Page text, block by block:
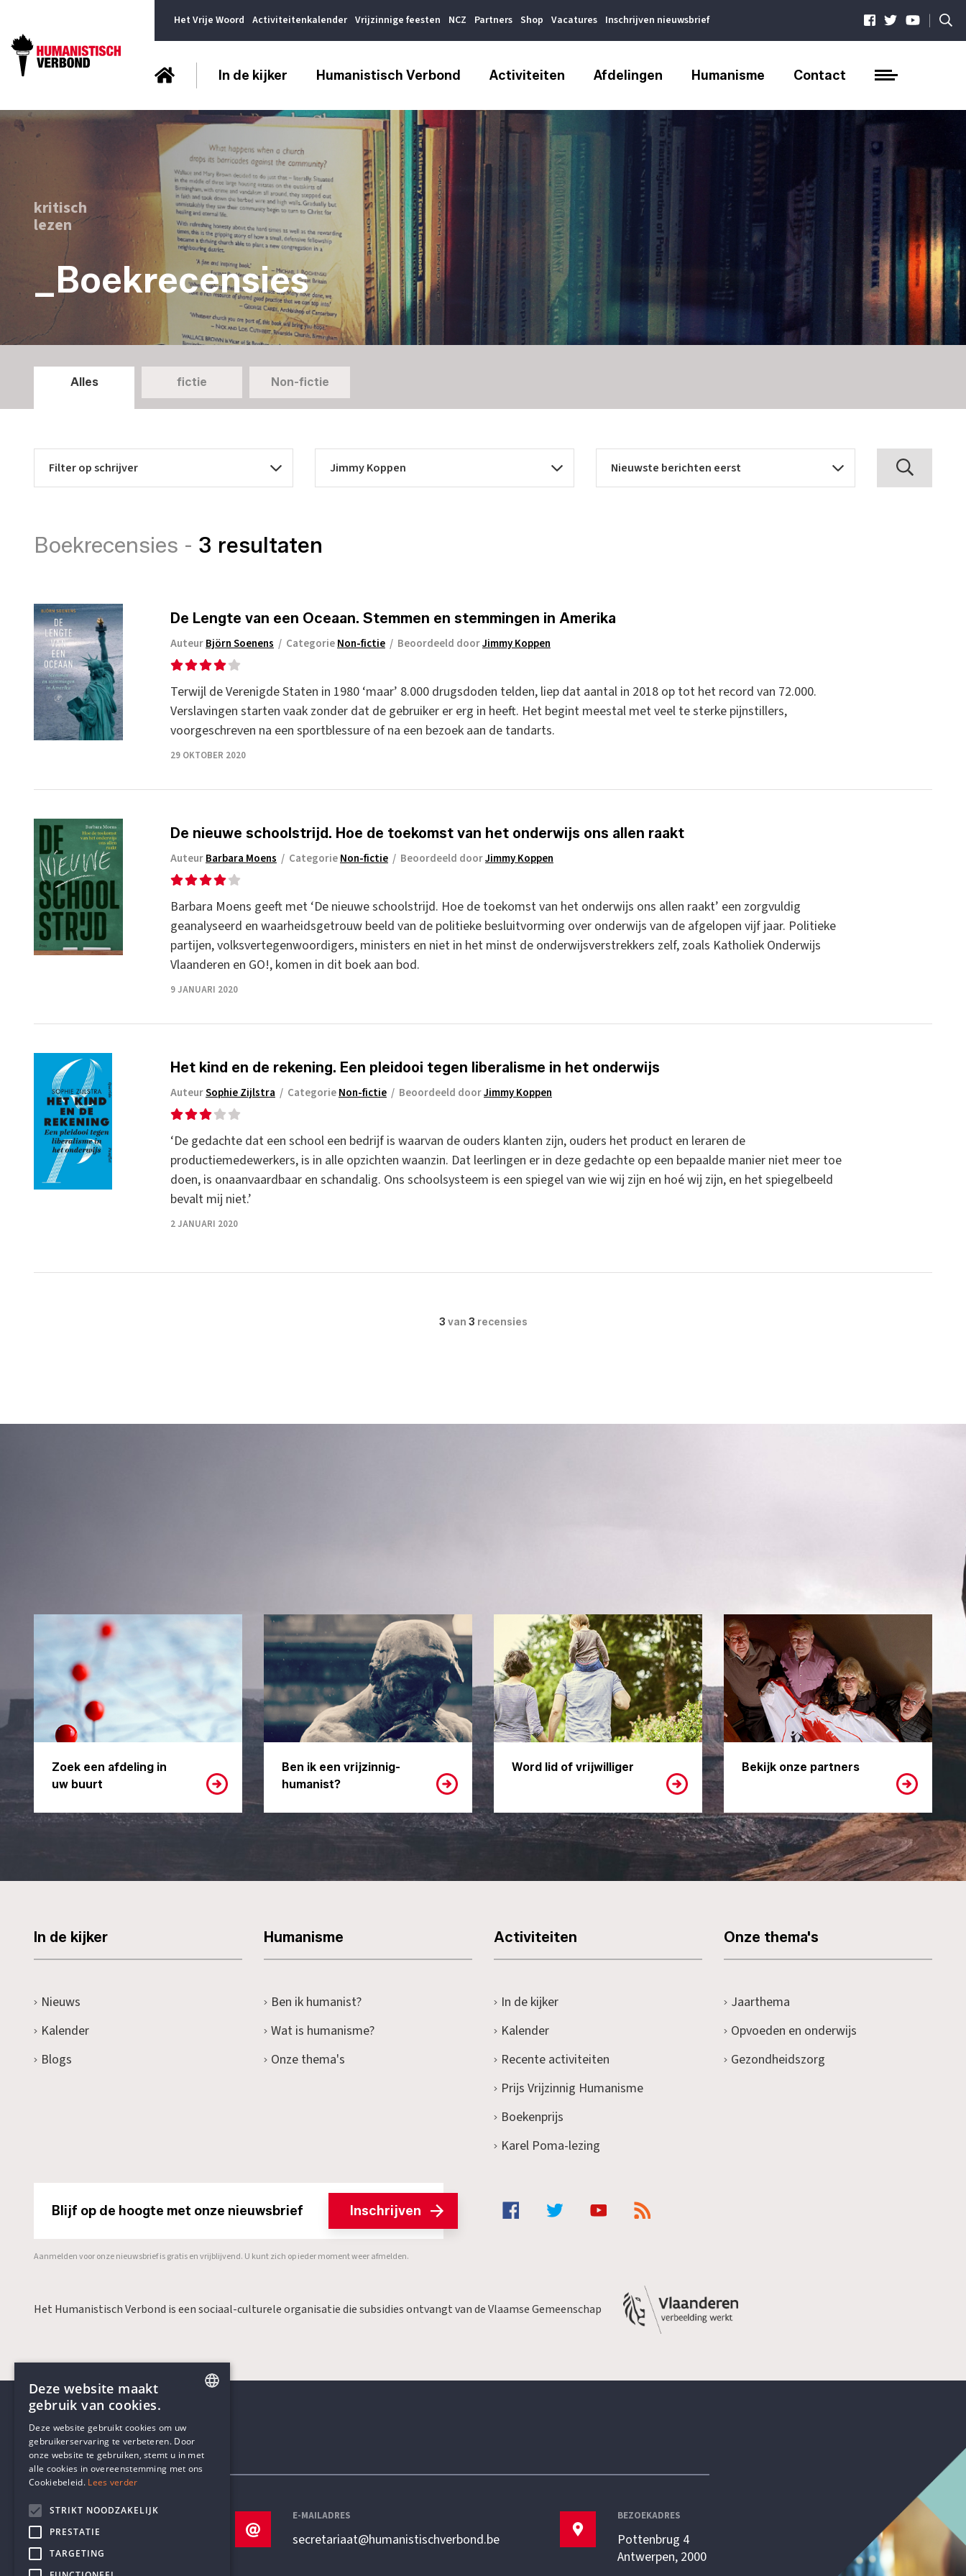
Het Vrije Woord Activiteitenkalender Vrijzinnige feesten NCZ Partners Shop Vacatures Inschrijven nieuwsbrief |
In de kijker Humanistisch Verbond Activiteiten Afdelingen Humanisme Contact
kritisch
lezen
_Boekrecensies
Alles fictie Non-fictie
Boekrecensies - 3 resultaten
De Lengte van een Oceaan. Stemmen en stemmingen in Amerika
AuteurBjörn Soenens / CategorieNon-fictie / Beoordeeld doorJimmy Koppen
Terwijl de Verenigde Staten in 1980 ‘maar’ 8.000 drugsdoden telden, liep dat aantal in 2018 op tot het record van 72.000.
Verslavingen starten vaak zonder dat de gebruiker er erg in heeft. Het begint meestal met veel te sterke pijnstillers,
voorgeschreven na een sportblessure of na een bezoek aan de tandarts.
29 OKTOBER 2020
De nieuwe schoolstrijd. Hoe de toekomst van het onderwijs ons allen raakt
AuteurBarbara Moens / CategorieNon-fictie / Beoordeeld doorJimmy Koppen
Barbara Moens geeft met ‘De nieuwe schoolstrijd. Hoe de toekomst van het onderwijs ons allen raakt’ een zorgvuldig
geanalyseerd en waarheidsgetrouw beeld van de politieke besluitvorming over onderwijs van de afgelopen vijf jaar. Politieke
partijen, volksvertegenwoordigers, ministers en niet in het minst de onderwijsverstrekkers zelf, zoals Katholiek Onderwijs
Vlaanderen en GO!, komen in dit boek aan bod.
9 JANUARI 2020
Het kind en de rekening. Een pleidooi tegen liberalisme in het onderwijs
AuteurSophie Zijlstra / CategorieNon-fictie / Beoordeeld doorJimmy Koppen
‘De gedachte dat een school een bedrijf is waarvan de ouders klanten zijn, ouders het product en leraren de
productiemedewerkers, is in alle opzichten waanzin. Dat leerlingen er in deze gedachte op een bepaalde manier niet meer toe
doen, is onaanvaardbaar en schandalig. Ons schoolsysteem is een spiegel van wie wij zijn en hoé wij zijn, en het spiegelbeeld
bevalt mij niet.’
2 JANUARI 2020
3 van 3 recensies
Zoek een afdeling in
uw buurt
Ben ik een vrijzinnig-
humanist?
Word lid of vrijwilliger Bekijk onze partners
In de kijker
Nieuws
Kalender
Blogs
Humanisme
Ben ik humanist?
Wat is humanisme?
Onze thema's
Activiteiten
In de kijker
Kalender
Recente activiteiten
Prijs Vrijzinnig Humanisme
Boekenprijs
Karel Poma-lezing
Onze thema's
Jaarthema
Opvoeden en onderwijs
Gezondheidszorg
Blijf op de hoogte met onze nieuwsbrief Inschrijven
Aanmelden voor onze nieuwsbrief is gratis en vrijblijvend. U kunt zich op ieder moment weer afmelden.
Het Humanistisch Verbond is een sociaal-culturele organisatie die subsidies ontvangt van de Vlaamse Gemeenschap
Contactgegevens
TELEFOON
+32 3 233 70 32
E-MAILADRES
secretariaat@humanistischverbond.be
BEZOEKADRES
Pottenbrug 4
Antwerpen, 2000
DUTCH
Deze website maakt
gebruik van cookies.
Deze website gebruikt cookies om uw
gebruikerservaring te verbeteren. Door
onze website te gebruiken, stemt u in met
alle cookies in overeenstemming met ons
Cookiebeleid. Lees verder
STRIKT NOODZAKELIJK
PRESTATIE
TARGETING